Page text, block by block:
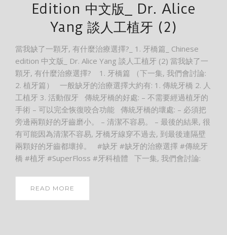
Edition 中文版_ Dr. Alice
Yang 談人工植牙 (2)
當我缺了一顆牙, 有什麼治療選擇?_ 1. 牙橋篇_ Chinese
edition 中文版_ Dr. Alice Yang 談人工植牙 (2) 當我缺了一
顆牙, 有什麼治療選擇? 1. 牙橋篇 （下一集, 我們會討論:
2. 植牙篇） 一般缺牙的治療選擇大約有: 1. 傳統牙橋 2. 人
工植牙 3. 活動假牙 傳統牙橋的好處: – 不需要經過植牙的
手術 – 可以完全恢復咬合功能 傳統牙橋的壞處: – 必須把
旁邊兩顆好的牙齒磨小。 – 清潔不容易。 – 最後的結果, 很
有可能因為清潔不容易, 牙橋牙線穿不過去, 到最後連隔壁
兩顆好的牙齒都壞掉。 #缺牙 #缺牙的治療選擇 #傳統牙
橋 #植牙 #SuperFloss #牙科植體 下一集, 我們會討論:
READ MORE